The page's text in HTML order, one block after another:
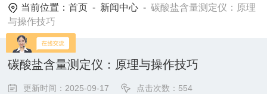
当前位置：首页 - 新闻中心 -碳酸盐含量测定仪：原理
与操作技巧
碳酸盐含量测定仪：原理与操作技巧
更新时间：2025-09-17 点击次数：554